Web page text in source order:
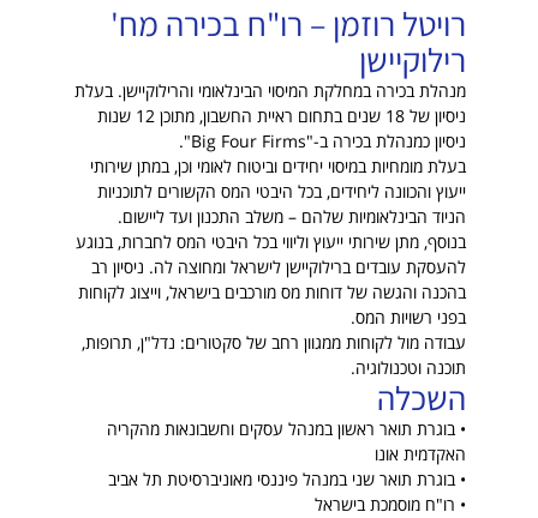
רויטל רוזמן – רו"ח בכירה מח'
רילוקיישן
מנהלת בכירה במחלקת המיסוי הבינלאומי והרילוקיישן. בעלת
ניסיון של 18 שנים בתחום ראיית החשבון, מתוכן 12 שנות
ניסיון כמנהלת בכירה ב-"Big Four Firms".
בעלת מומחיות במיסוי יחידים וביטוח לאומי וכן, במתן שירותי
ייעוץ והכוונה ליחידים, בכל היבטי המס הקשורים לתוכניות
הניוד הבינלאומיות שלהם – משלב התכנון ועד ליישום.
בנוסף, מתן שירותי ייעוץ וליווי בכל היבטי המס לחברות, בנוגע
להעסקת עובדים ברילוקיישן לישראל ומחוצה לה. ניסיון רב
בהכנה והגשה של דוחות מס מורכבים בישראל, וייצוג לקוחות
בפני רשויות המס.
עבודה מול לקוחות ממגוון רחב של סקטורים: נדל"ן, תרופות,
תוכנה וטכנולוגיה.
השכלה
• בוגרת תואר ראשון במנהל עסקים וחשבונאות מהקריה
האקדמית אונו
• בוגרת תואר שני במנהל פיננסי מאוניברסיטת תל אביב
• רו"ח מוסמכת בישראל